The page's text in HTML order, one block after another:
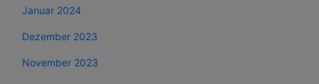
Januar 2024
Dezember 2023
November 2023